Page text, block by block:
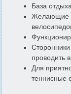
База
Желающие
Сторонники
проводить
Для
теннисные